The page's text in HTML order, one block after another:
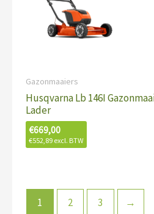
Gazonmaaiers
Husqvarna Lb 146I
Lader
€669,00
€552,89 excl. BTW
1 2 3 →